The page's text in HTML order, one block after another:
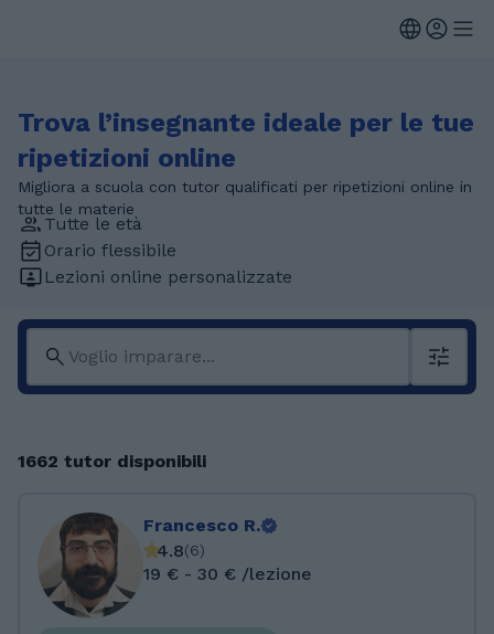
Trova l’insegnante ideale per le tue
ripetizioni online
Migliora a scuola con tutor qualificati per ripetizioni online in
tutte le materie
Tutte le età
Orario flessibile
Lezioni online personalizzate
1662 tutor disponibili
Francesco R.
4.8(6)
19 € - 30 € /lezione